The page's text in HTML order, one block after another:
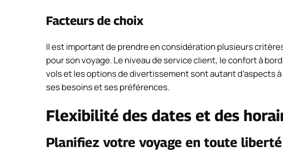
Facteurs de choix
Il est important de prendre en considération plusieurs
pour son voyage. Le niveau de service client, le confort à
vols et les options de divertissement sont autant d’aspects
ses besoins et ses préférences.
Flexibilité des dates et des
Planifiez votre voyage en toute liberté